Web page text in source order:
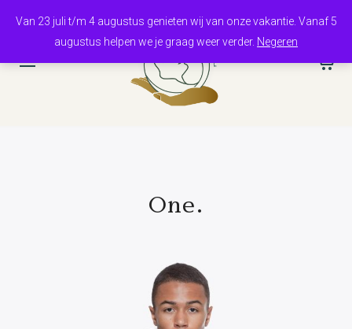
Van 23 juli t/m 4 augustus genieten wij van onze vakantie. Vanaf 5
augustus helpen we je graag weer verder. Negeren
One.